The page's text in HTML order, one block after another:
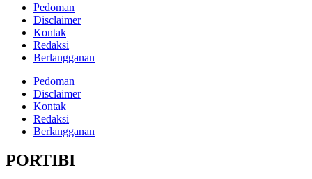
Pedoman
Disclaimer
Kontak
Redaksi
Berlangganan
Pedoman
Disclaimer
Kontak
Redaksi
Berlangganan
PORTIBI